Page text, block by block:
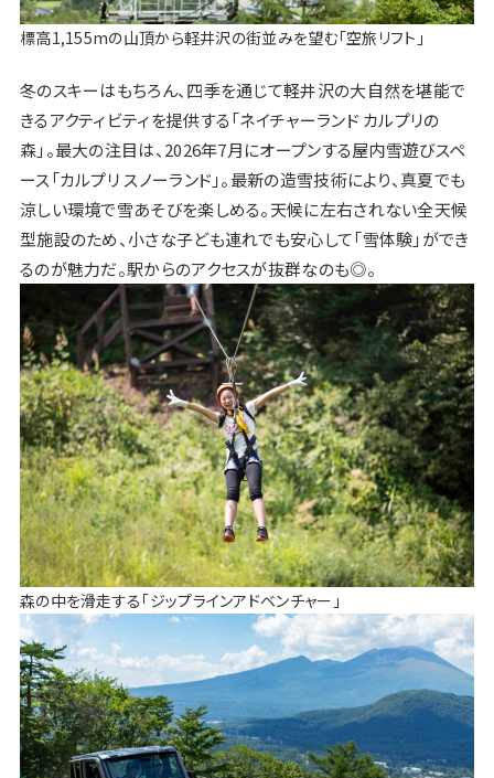
標高1,155mの山頂から軽井沢の街並みを望む「空旅リフト」
冬のスキーはもちろん、四季を通じて軽井沢の大自然を堪能で
きるアクティビティを提供する「ネイチャーランド カルプリの
森」。最大の注目は、2026年7月にオープンする屋内雪遊びスペ
ース「カルプリ スノーランド」。最新の造雪技術により、真夏でも
涼しい環境で雪あそびを楽しめる。天候に左右されない全天候
型施設のため、小さな子ども連れでも安心して「雪体験」ができ
るのが魅力だ。駅からのアクセスが抜群なのも◎。
森の中を滑走する「ジップラインアドベンチャー」